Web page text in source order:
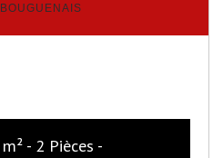
BOUGUENAIS
- 2 Pièces -